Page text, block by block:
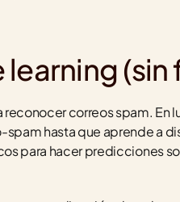
learning (sin
correos spam. En
hasta que aprende a
para hacer predicciones